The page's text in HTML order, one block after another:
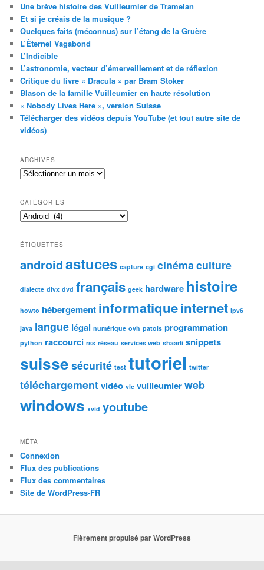
Une brève histoire des Vuilleumier de Tramelan
Et si je créais de la musique ?
Quelques faits (méconnus) sur l’étang de la Gruère
L’Éternel Vagabond
L’Indicible
L’astronomie, vecteur d’émerveillement et de réflexion
Critique du livre « Dracula » par Bram Stoker
Blason de la famille Vuilleumier en haute résolution
« Nobody Lives Here », version Suisse
Télécharger des vidéos depuis YouTube (et tout autre site de
vidéos)
ARCHIVES
Archives
CATÉGORIES
Catégories
ÉTIQUETTES
androidastuces capture cgi cinémaculture
dialecte divx dvd français geek hardware histoire
howto hébergement informatiqueinternet ipv6
java langue légal numérique ovh patois programmation
python raccourci rss réseau services web shaarli snippets
suisse sécurité test tutoriel twitter
téléchargementvidéo vlc vuilleumierweb
windows xvid youtube
MÉTA
Connexion
Flux des publications
Flux des commentaires
Site de WordPress-FR
Fièrement propulsé par WordPress